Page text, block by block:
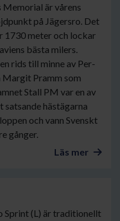
Memorial är vårens
på Jägersro. Det
1730 meter och lockar
bästa milers.
rids till minne av Per-
Margit Pramm som
Stall PM var en av
satsande hästägarna
och vann Svenskt
gånger.
Läs mer
Sprint (L) är traditionellt